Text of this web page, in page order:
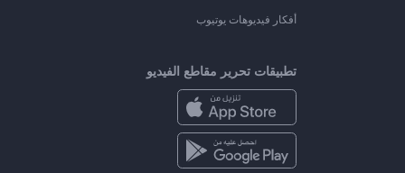
أفكار فيديوهات يوتيوب
تطبيقات تحرير مقاطع الفيديو